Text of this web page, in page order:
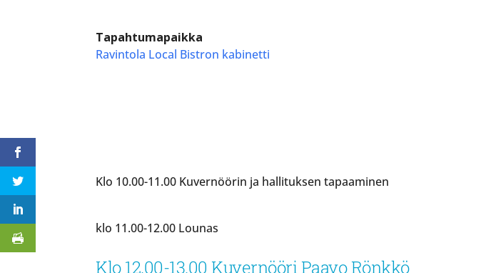
Tapahtumapaikka
Ravintola Local Bistron kabinetti
Klo 10.00-11.00 Kuvernöörin ja hallituksen tapaaminen
klo 11.00-12.00 Lounas
Klo 12.00-13.00 Kuvernööri Paavo Rönkkö